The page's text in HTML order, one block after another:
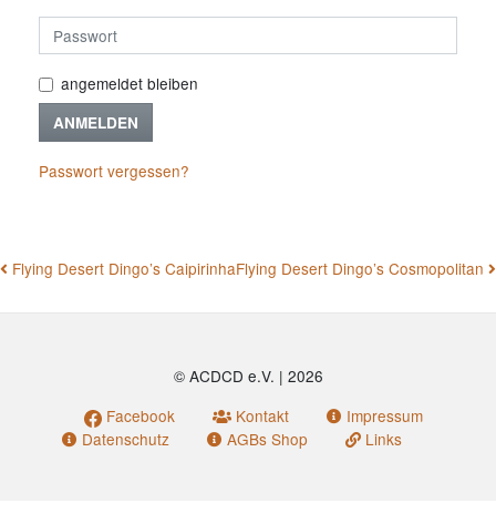
angemeldet bleiben
ANMELDEN
Passwort vergessen?
BEITRAGSNAVIGATION
Flying Desert Dingo’s CaipirinhaFlying Desert Dingo’s Cosmopolitan
© ACDCD e.V. | 2026
Facebook
Kontakt
Impressum
Datenschutz
AGBs Shop Links